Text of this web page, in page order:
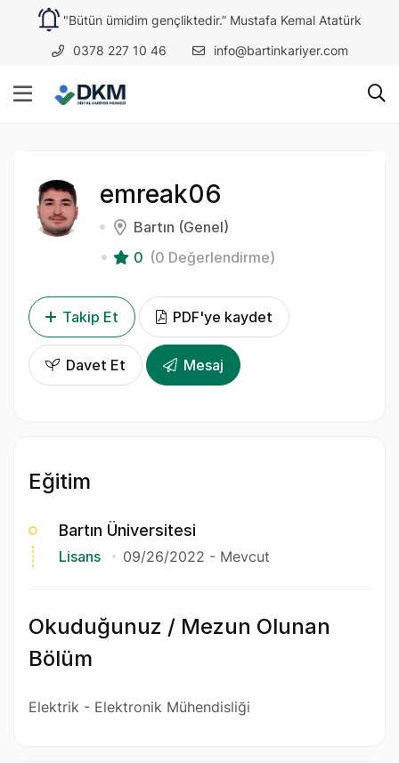
"Bütün ümidim gençliktedir.” Mustafa Kemal Atatürk
0378 227 10 46 info@bartinkariyer.com
emreak06
Bartın (Genel)
0 (0 Değerlendirme)
Takip Et PDF'ye kaydet
Davet Et Mesaj
Eğitim
Bartın Üniversitesi
Lisans 09/26/2022 - Mevcut
Okuduğunuz / Mezun Olunan
Bölüm
Elektrik - Elektronik Mühendisliği